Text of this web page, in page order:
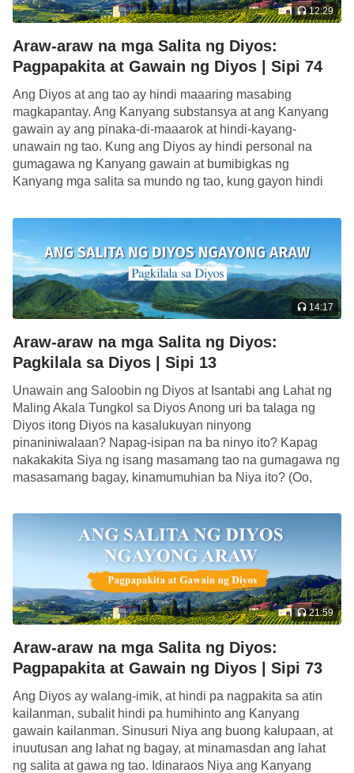
12:29
Araw-araw na mga Salita ng Diyos:
Pagpapakita at Gawain ng Diyos | Sipi 74
Ang Diyos at ang tao ay hindi maaaring masabing
magkapantay. Ang Kanyang substansya at ang Kanyang
gawain ay ang pinaka-di-maaarok at hindi-kayang-
unawain ng tao. Kung ang Diyos ay hindi personal na
gumagawa ng Kanyang gawain at bumibigkas ng
Kanyang mga salita sa mundo ng tao, kung gayon hindi
14:17
Araw-araw na mga Salita ng Diyos:
Pagkilala sa Diyos | Sipi 13
Unawain ang Saloobin ng Diyos at Isantabi ang Lahat ng
Maling Akala Tungkol sa Diyos Anong uri ba talaga ng
Diyos itong Diyos na kasalukuyan ninyong
pinaniniwalaan? Napag-isipan na ba ninyo ito? Kapag
nakakakita Siya ng isang masamang tao na gumagawa ng
masasamang bagay, kinamumuhian ba Niya ito? (Oo,
21:59
Araw-araw na mga Salita ng Diyos:
Pagpapakita at Gawain ng Diyos | Sipi 73
Ang Diyos ay walang-imik, at hindi pa nagpakita sa atin
kailanman, subalit hindi pa humihinto ang Kanyang
gawain kailanman. Sinusuri Niya ang buong kalupaan, at
inuutusan ang lahat ng bagay, at minamasdan ang lahat
ng salita at gawa ng tao. Idinaraos Niya ang Kanyang